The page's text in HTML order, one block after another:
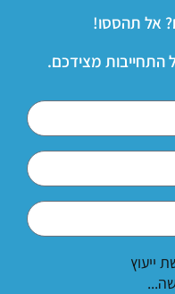
אל תהססו!
התחייבות מצידכם.
ייעוץ